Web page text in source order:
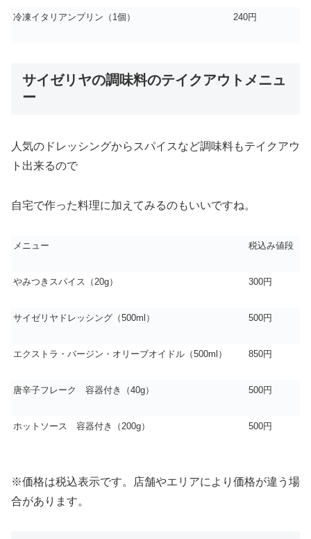
冷凍イタリアンプリン（1個） 240円
サイゼリヤの調味料のテイクアウトメニュ
ー
人気のドレッシングからスパイスなど調味料もテイクアウ
ト出来るので
自宅で作った料理に加えてみるのもいいですね。
メニュー 税込み値段
やみつきスパイス（20g） 300円
サイゼリヤドレッシング（500ml） 500円
エクストラ・バージン・オリーブオイドル（500ml） 850円
唐辛子フレーク 容器付き（40g） 500円
ホットソース 容器付き（200g） 500円
※価格は税込表示です。店舗やエリアにより価格が違う場
合があります。